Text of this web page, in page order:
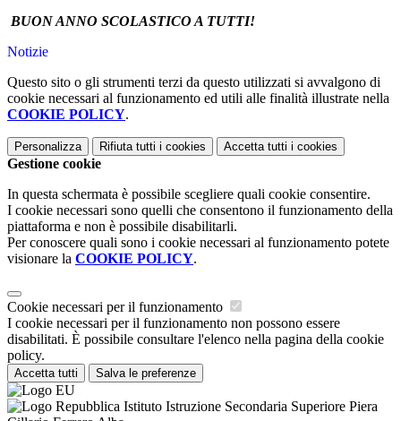
BUON ANNO SCOLASTICO A TUTTI!
Notizie
Questo sito o gli strumenti terzi da questo utilizzati si avvalgono di
cookie necessari al funzionamento ed utili alle finalità illustrate nella
COOKIE POLICY.
Personalizza Rifiuta tutti i cookies Accetta tutti i cookies
Gestione cookie
In questa schermata è possibile scegliere quali cookie consentire.
I cookie necessari sono quelli che consentono il funzionamento della
piattaforma e non è possibile disabilitarli.
Per conoscere quali sono i cookie necessari al funzionamento potete
visionare la COOKIE POLICY.
Cookie necessari per il funzionamento
I cookie necessari per il funzionamento non possono essere
disabilitati. È possibile consultare l'elenco nella pagina della cookie
policy.
Accetta tutti Salva le preferenze
Istituto Istruzione Secondaria Superiore Piera